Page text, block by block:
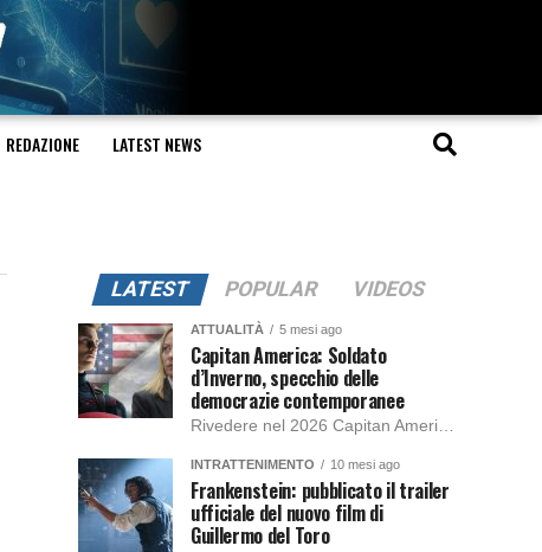
REDAZIONE LATEST NEWS
LATEST POPULAR VIDEOS
ATTUALITÀ 5 mesi ago
Capitan America: Soldato
d’Inverno, specchio delle
democrazie contemporanee
INTRATTENIMENTO 10 mesi ago
Frankenstein: pubblicato il trailer
ufficiale del nuovo film di
Guillermo del Toro